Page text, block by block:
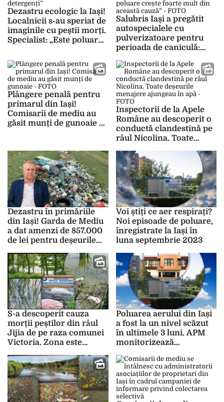
Dezastru ecologic la Iași!
Localnicii s-au speriat de
imaginile cu peștii morți.
Specialist: „Este poluare
Salubris Iași a pregătit
autospecialele cu
pulverizatoare pentru
perioada de caniculă:
crește foarte mult din
această cauză” – FOTO
Plângere penală pentru
primarul din Iași!
Comisarii de mediu au
găsit munți de gunoaie –
Inspectorii de la Apele
Române au descoperit o
conductă clandestină pe
râul Nicolina. Toate
ajungeau în apă – FOTO
Dezastru în primăriile
din Iași! Garda de Mediu
a dat amenzi de 857.000
de lei pentru deșeurile
Voi știți ce aer respirați?
Noi episoade de poluare,
înregistrate la Iași în
luna septembrie 2023
S-a descoperit cauza
morții peștilor din râul
Jijia de pe raza comunei
Victoria. Zona este
continuare
Poluarea aerului din Iași
a fost la un nivel scăzut
în ultimele 3 luni. APM
monitorizează